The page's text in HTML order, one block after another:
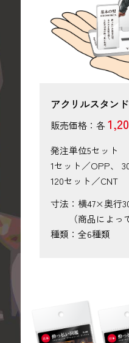
アクリルスタン
販売価格：各
発注単位5セット
1セット／OPP、
120セット／CNT
寸法：横47×奥行
（商品によっ
種類：全6種類